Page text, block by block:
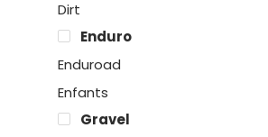
Dirt
Enduro
Enduroad
Enfants
Gravel